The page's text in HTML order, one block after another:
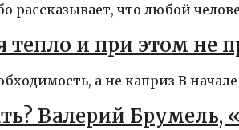
рассказывает, что любой
тепло и при этом не
а не каприз В
Валерий Брумель,